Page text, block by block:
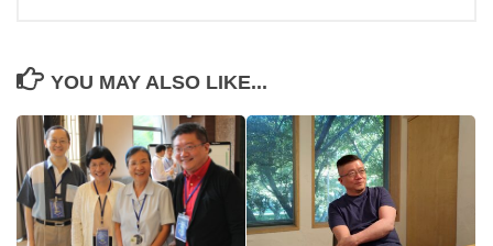
YOU MAY ALSO LIKE...